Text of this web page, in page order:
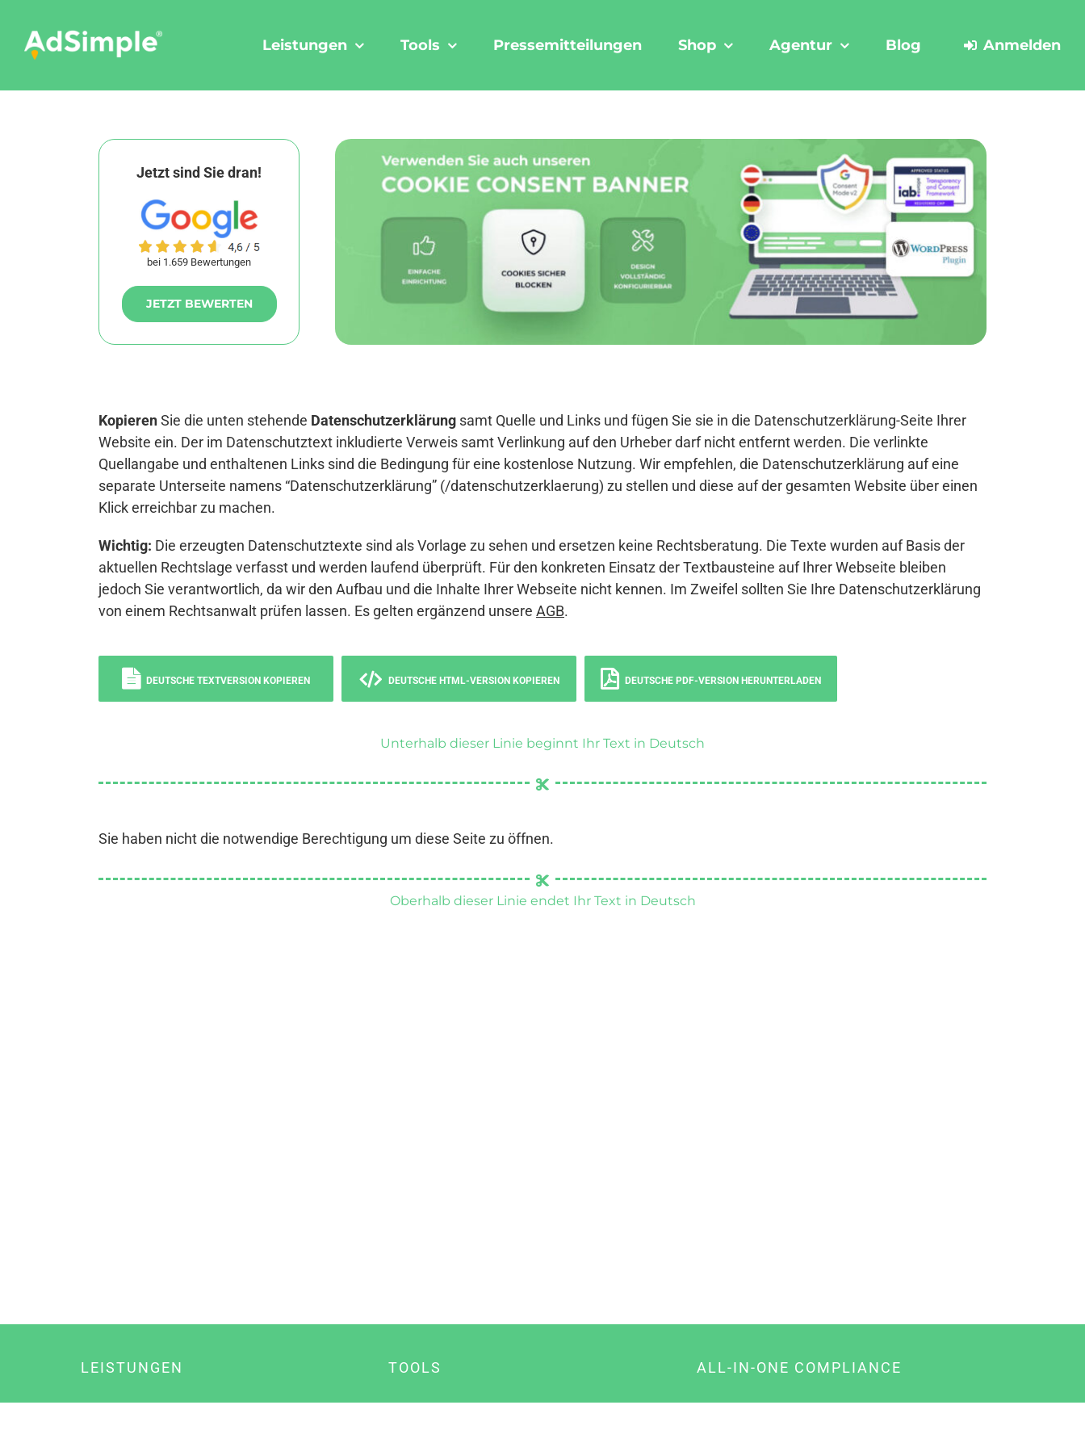
content
Leistungen Tools Pressemitteilungen Shop Agentur Blog Anmelden
Jetzt sind Sie dran!
bei 1.659 Bewertungen
JETZT BEWERTEN
KopierenSie die unten stehende Datenschutzerklärung samt Quelle und Links und fügen Sie sie in die Datenschutzerklärung-Seite Ihrer
Website ein. Der im Datenschutztext inkludierte Verweis samt Verlinkung auf den Urheber darf nicht entfernt werden. Die verlinkte
Quellangabe und enthaltenen Links sind die Bedingung für eine kostenlose Nutzung. Wir empfehlen, die Datenschutzerklärung auf eine
separate Unterseite namens “Datenschutzerklärung” (/datenschutzerklaerung) zu stellen und diese auf der gesamten Website über einen
Klick erreichbar zu machen.
Wichtig: Die erzeugten Datenschutztexte sind als Vorlage zu sehen und ersetzen keine Rechtsberatung. Die Texte wurden auf Basis der
aktuellen Rechtslage verfasst und werden laufend überprüft. Für den konkreten Einsatz der Textbausteine auf Ihrer Webseite bleiben
jedoch Sie verantwortlich, da wir den Aufbau und die Inhalte Ihrer Webseite nicht kennen. Im Zweifel sollten Sie Ihre Datenschutzerklärung
von einem Rechtsanwalt prüfen lassen. Es gelten ergänzend unsere AGB.
DEUTSCHE TEXTVERSION KOPIEREN DEUTSCHE HTML-VERSION KOPIEREN DEUTSCHE PDF-VERSION HERUNTERLADEN
Unterhalb dieser Linie beginnt Ihr Text in Deutsch
Sie haben nicht die notwendige Berechtigung um diese Seite zu öffnen.
Oberhalb dieser Linie endet Ihr Text in Deutsch
LEISTUNGEN TOOLS ALL-IN-ONE COMPLIANCE